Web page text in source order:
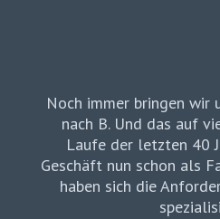
Noch immer bringen wir
nach B. Und das auf
Laufe der letzten 40
Geschäft nun schon als
haben sich die